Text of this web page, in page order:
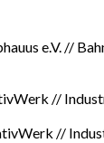
e.V. //
//
//